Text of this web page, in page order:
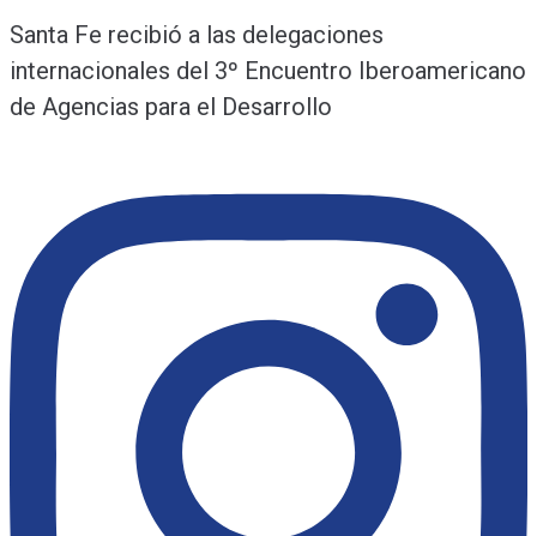
Santa Fe recibió a las delegaciones
internacionales del 3º Encuentro Iberoamericano
de Agencias para el Desarrollo